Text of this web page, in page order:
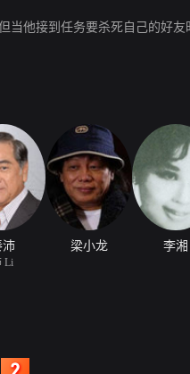
当他接到任务要杀死自己的好友
沛
Li
梁小龙 李湘